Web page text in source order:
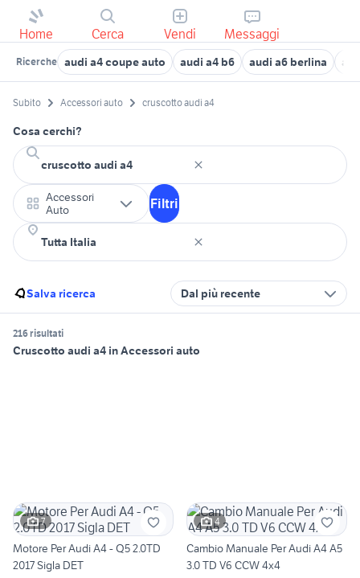
Home Cerca Vendi Messaggi
Ricerche audi a4 coupe auto audi a4 b6 audi a6 berlina
Subito Accessori auto cruscotto audi a4
Cosa cerchi?
Accessori
Auto
Filtri
Salva ricerca Dal più recente
216 risultati
Cruscotto audi a4 in Accessori auto
7
Motore Per Audi A4 - Q5 2.0TD
2017 Sigla DET
4
Cambio Manuale Per Audi A4 A5
3.0 TD V6 CCW 4x4